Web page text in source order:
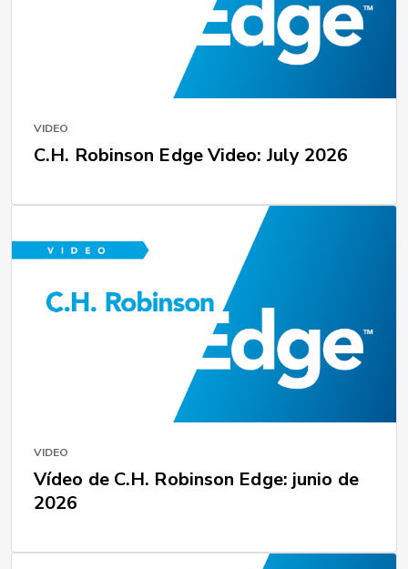
VIDEO
C.H. Robinson Edge Video: July 2026
VIDEO
Vídeo de C.H. Robinson Edge: junio de
2026